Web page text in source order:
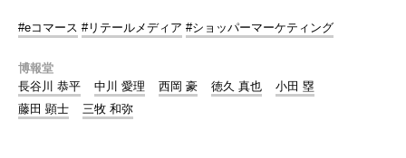
#eコマース #リテールメディア #ショッパーマーケティング
博報堂
長谷川 恭平
中川 愛理 西岡 豪 徳久 真也
小田 塁
藤田 顕士
三牧 和弥